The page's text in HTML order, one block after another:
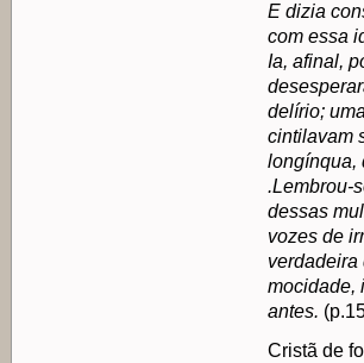
E dizia
com essa
Ia, afinal,
delírio;
cintilavam
longínqua,
.Lembrou-
dessas
vozes de
verdadeira
mocidade,
antes.
Cristã de